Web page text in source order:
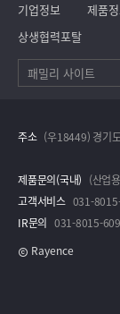
기업정보 제품
상생협력포탈
패밀리 사이트
주소 (우18449) 경기
제품문의(국내) (산업
고객서비스 031-
IR문의 031-8015-
Rayence